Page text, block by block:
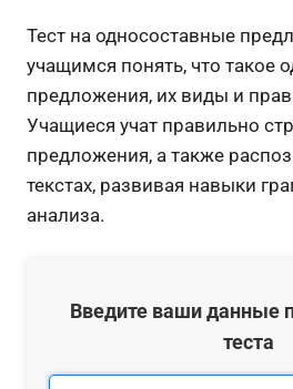
pdf
Тест на односоставные
учащимся понять, что такое
предложения, их виды и
Учащиеся учат правильно
предложения, а также
текстах, развивая навыки
анализа.
Введите ваши данные
теста